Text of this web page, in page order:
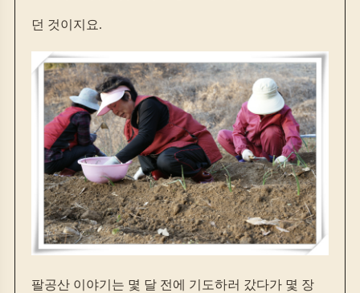
던 것이지요.
팔공산 이야기는 몇 달 전에 기도하러 갔다가 몇 장